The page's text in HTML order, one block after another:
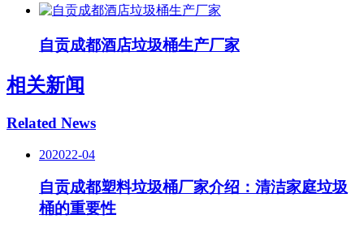
自贡成都酒店垃圾桶生产厂家
相关新闻
Related News
202022-04
自贡成都塑料垃圾桶厂家介绍：清洁家庭垃圾
桶的重要性